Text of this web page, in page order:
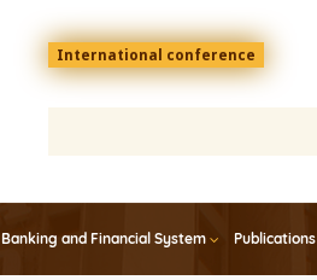
Menu
top
En
International conference
Banking and Financial System Publications